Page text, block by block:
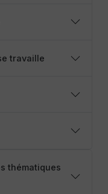
travaille
thématiques